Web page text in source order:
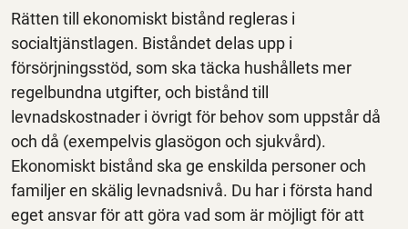
Rätten till ekonomiskt bistånd regleras i
socialtjänstlagen. Biståndet delas upp i
försörjningsstöd, som ska täcka hushållets mer
regelbundna utgifter, och bistånd till
levnadskostnader i övrigt för behov som uppstår då
och då (exempelvis glasögon och sjukvård).
Ekonomiskt bistånd ska ge enskilda personer och
familjer en skälig levnadsnivå. Du har i första hand
eget ansvar för att göra vad som är möjligt för att